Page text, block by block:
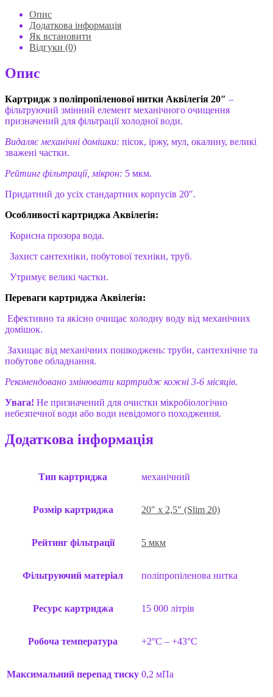
Опис
Додаткова інформація
Як встановити
Відгуки (0)
Опис
Картридж з поліпропіленової нитки Аквілегія 20″ –
фільтруючий змінний елемент механічного очищення
призначений для фільтрації холодної води.
Видаляє механічні домішки: пісок, іржу, мул, окалину, великі
зважені частки.
Рейтинг фільтрації, мікрон: 5 мкм.
Придатний до усіх стандартних корпусів 20″.
Особливості картриджа Аквілегія:
Корисна прозора вода.
Захист сантехніки, побутової техніки, труб.
Утримує великі частки.
Переваги картриджа Аквілегія:
Ефективно та якісно очищає холодну воду від механічних
домішок.
Захищає від механічних пошкоджень: труби, сантехнічне та
побутове обладнання.
Рекомендовано змінювати картридж кожні 3-6 місяців.
Увага! Не призначений для очистки мікробіологічно
небезпечної води або води невідомого походження.
Додаткова інформація
Тип картриджа механічний
Розмір картриджа 20″ x 2,5″ (Slim 20)
Рейтинг фільтрації 5 мкм
Фільтруючий матеріал поліпропіленова нитка
Ресурс картриджа 15 000 літрів
Робоча температура +2°C – +43°C
Максимальний перепад тиску 0,2 мПа